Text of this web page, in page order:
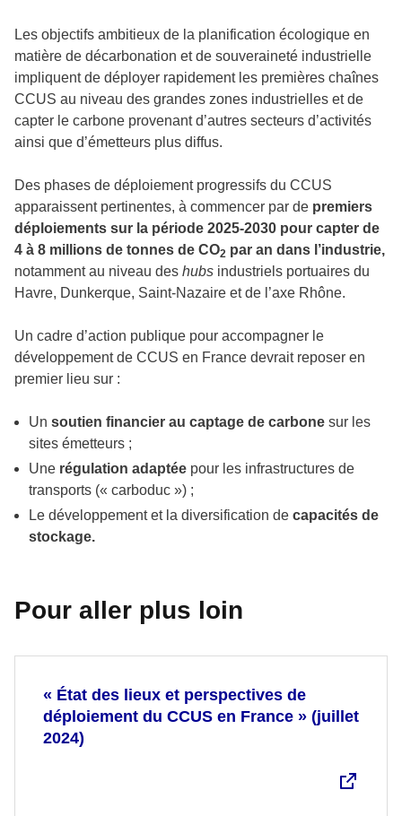
Les objectifs ambitieux de la planification écologique en
matière de décarbonation et de souveraineté industrielle
impliquent de déployer rapidement les premières chaînes
CCUS au niveau des grandes zones industrielles et de
capter le carbone provenant d’autres secteurs d’activités
ainsi que d’émetteurs plus diffus.
Des phases de déploiement progressifs du CCUS
apparaissent pertinentes, à commencer par de premiers
déploiements sur la période 2025-2030 pour capter de
4 à 8 millions de tonnes de CO2 par an dans l’industrie,
notamment au niveau des hubs industriels portuaires du
Havre, Dunkerque, Saint-Nazaire et de l’axe Rhône.
Un cadre d’action publique pour accompagner le
développement de CCUS en France devrait reposer en
premier lieu sur :
Un soutien financier au captage de carbone sur les
sites émetteurs ;
Une régulation adaptée pour les infrastructures de
transports (« carboduc ») ;
Le développement et la diversification de capacités de
stockage.
Pour aller plus loin
« État des lieux et perspectives de
déploiement du CCUS en France » (juillet
2024)